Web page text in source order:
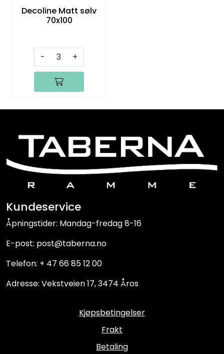
Decoline Matt sølv
70x100
- +
Kundeservice
Åpningstider: Mandag-fredag 8-16
E-post: post@taberna.no
Telefon: + 47 66 85 12 00
Adresse: Vekstveien 17, 3474 Åros
Kjøpsbetingelser
Frakt
Betaling